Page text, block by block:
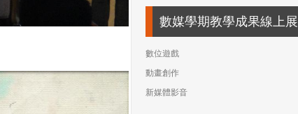
數媒學期教學成果線上展
數位遊戲
動畫創作
新媒體影音